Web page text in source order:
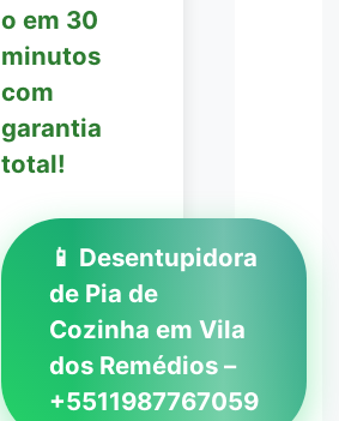
o em 30
minutos
com
garantia
total!
📱 Desentupidora
de Pia de
Cozinha em Vila
dos Remédios –
+5511987767059